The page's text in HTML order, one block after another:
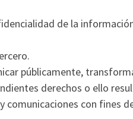
de la información
públicamente,
derechos o ello
con fines